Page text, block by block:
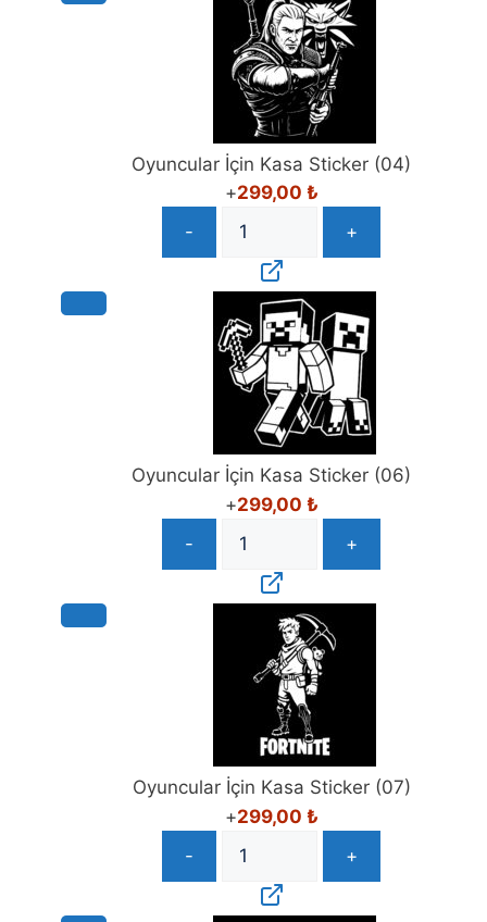
Oyuncular İçin Kasa Sticker (04)
+299,00 ₺
-
+
Oyuncular İçin Kasa Sticker (06)
+299,00 ₺
-
+
Oyuncular İçin Kasa Sticker (07)
+299,00 ₺
-
+